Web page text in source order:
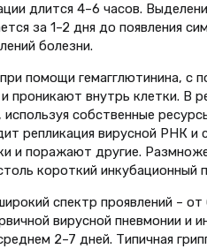
длится 4–6 часов.
за 1–2 дня до появления
болезни.
помощи гемагглютинина, с
внутрь клетки. В
собственные
репликация вирусной РНК и
и поражают другие.
короткий инкубационный
спектр проявлений –
вирусной пневмонии и
2–7 дней. Типичная